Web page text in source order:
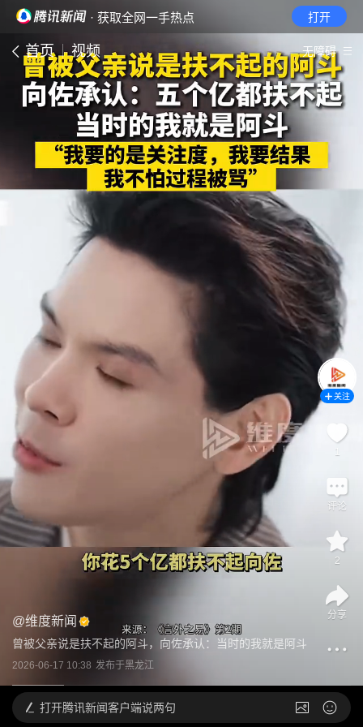
· 获取全网一手热点 打开
首页 视频 无障碍
@维度新闻
曾被父亲说是扶不起的阿斗，向佐承认：当时的我就是阿斗
2026-06-17 10:38 发布于黑龙江
关注
1
评论
2
分享
打开腾讯新闻客户端说两句